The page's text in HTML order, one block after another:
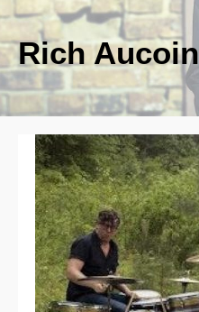
Rich Aucoin